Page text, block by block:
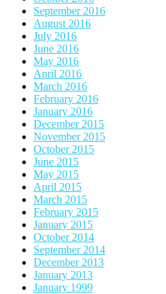
September 2016
August 2016
July 2016
June 2016
May 2016
April 2016
March 2016
February 2016
January 2016
December 2015
November 2015
October 2015
June 2015
May 2015
April 2015
March 2015
February 2015
January 2015
October 2014
September 2014
December 2013
January 2013
January 1999